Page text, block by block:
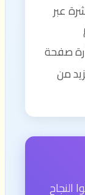
عبر
صفحة
من
النجاح